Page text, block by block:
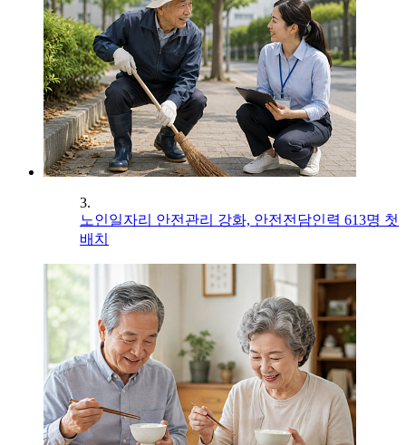
3.
노인일자리 안전관리 강화, 안전전담인력 613명 첫
배치